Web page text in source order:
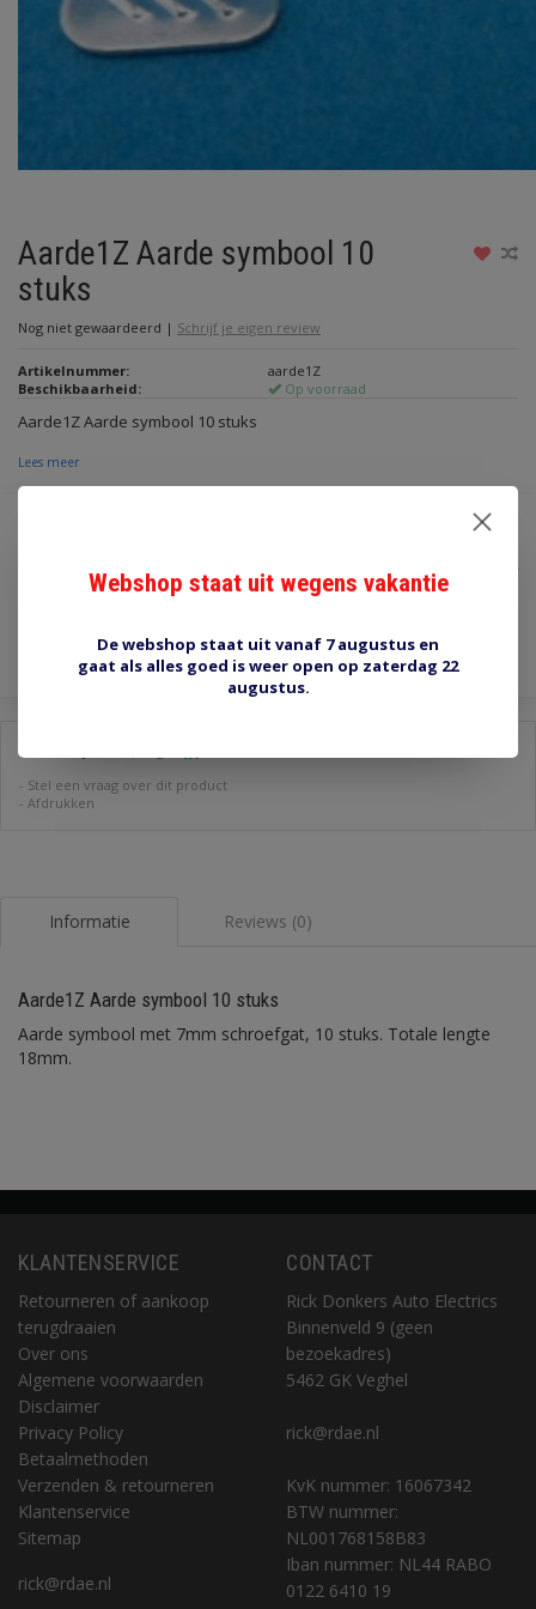
Aarde1Z Aarde symbool 10
stuks
Nog niet gewaardeerd | Schrijf je eigen review
Artikelnummer:
aarde1Z
Beschikbaarheid:
Op voorraad
Aarde1Z Aarde symbool 10 stuks
Lees meer
Delen:
- Stel een vraag over dit product
- Afdrukken
Informatie Reviews (0)
Aarde1Z Aarde symbool 10 stuks
Aarde symbool met 7mm schroefgat, 10 stuks. Totale lengte
18mm.
KLANTENSERVICE
Retourneren of aankoop
terugdraaien
Over ons
Algemene voorwaarden
Disclaimer
Privacy Policy
Betaalmethoden
Verzenden & retourneren
Klantenservice
Sitemap
rick@rdae.nl
CONTACT
Rick Donkers Auto Electrics
Binnenveld 9 (geen
bezoekadres)
5462 GK Veghel
rick@rdae.nl
KvK nummer: 16067342
BTW nummer:
NL001768158B83
Iban nummer: NL44 RABO
0122 6410 19
Webshop staat uit wegens vakantie
De webshop staat uit vanaf 7 augustus en
gaat als alles goed is weer open op zaterdag 22
augustus.